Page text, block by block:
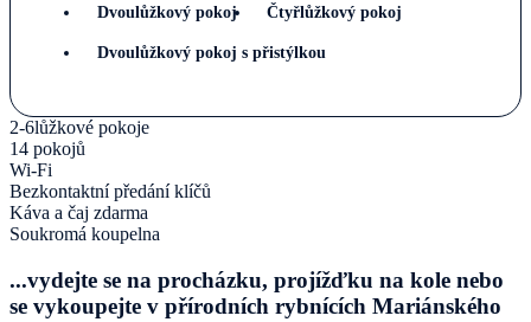
Dvoulůžkový pokoj Čtyřlůžkový pokoj
Dvoulůžkový pokoj s přistýlkou
2-6lůžkové pokoje
14 pokojů
Wi-Fi
Bezkontaktní předání klíčů
Káva a čaj zdarma
Soukromá koupelna
...vydejte se na procházku, projížďku na kole nebo
se vykoupejte v přírodních rybnících Mariánského